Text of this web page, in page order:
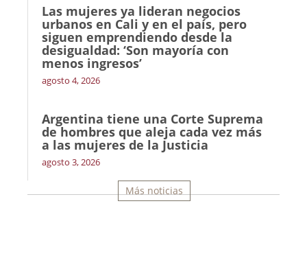
Las mujeres ya lideran negocios
urbanos en Cali y en el país, pero
siguen emprendiendo desde la
desigualdad: ‘Son mayoría con
menos ingresos’
agosto 4, 2026
Argentina tiene una Corte Suprema
de hombres que aleja cada vez más
a las mujeres de la Justicia
agosto 3, 2026
Más noticias